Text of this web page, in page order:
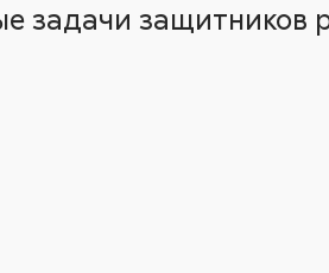
Ещё теги
Аналитика
Ещё теги
задачи защитников